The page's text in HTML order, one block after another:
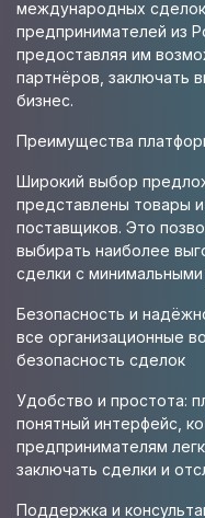
международных
предпринимателей из
предоставляя им
партнёров, заключать
бизнес.
Преимущества
Широкий выбор
представлены товары и
поставщиков. Это
выбирать наиболее
сделки с минимальными
Безопасность и
все организационные
безопасность сделок
Удобство и простота:
понятный интерфейс,
предпринимателям
заключать сделки и
Поддержка и